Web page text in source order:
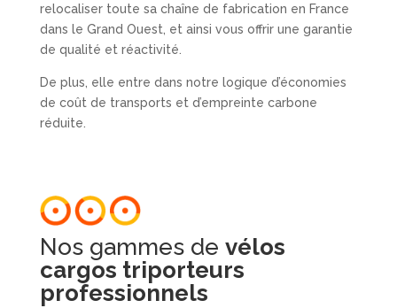
relocaliser toute sa chaîne de fabrication en France
dans le Grand Ouest, et ainsi vous offrir une garantie
de qualité et réactivité.
De plus, elle entre dans notre logique d’économies
de coût de transports et d’empreinte carbone
réduite.
Nos gammes de vélos
cargos triporteurs
professionnels